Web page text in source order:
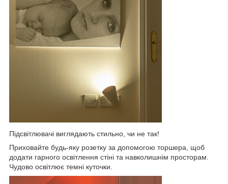
Підсвітлювачі виглядають стильно, чи не так!
Приховайте будь-яку розетку за допомогою торшера, щоб
додати гарного освітлення стіні та навколишнім просторам.
Чудово освітлює темні куточки.